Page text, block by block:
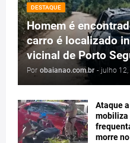
DESTAQUE
Homem é
carro é localizado
vicinal de Porto
Por obaianao.com.br - julho 12,
Ataque
mobiliza
morre